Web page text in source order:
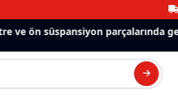
ve ön süspansiyon parçalarında